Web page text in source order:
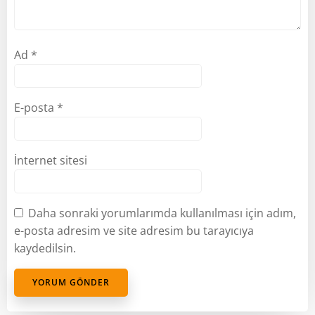
Ad *
E-posta *
İnternet sitesi
Daha sonraki yorumlarımda kullanılması için adım,
e-posta adresim ve site adresim bu tarayıcıya
kaydedilsin.